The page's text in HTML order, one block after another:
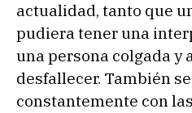
actualidad, tanto que
pudiera tener una
una persona colgada y
desfallecer. También
constantemente con